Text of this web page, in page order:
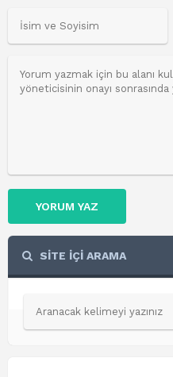
YORUM YAZ
SİTE İÇİ ARAMA